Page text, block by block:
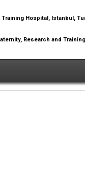
Hospital, Istanbul,
Research and